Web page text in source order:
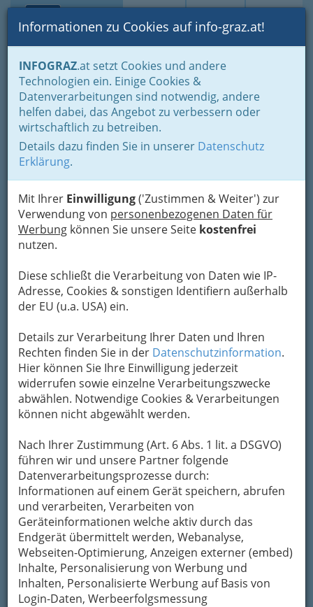
Suche Login Toggle
Informationen zu Cookies auf info-graz.at!
INFOGRAZ.at setzt Cookies und andere
Technologien ein. Einige Cookies &
Datenverarbeitungen sind notwendig, andere
helfen dabei, das Angebot zu verbessern oder
wirtschaftlich zu betreiben.
Details dazu finden Sie in unserer Datenschutz
Erklärung.
Mit Ihrer Einwilligung('Zustimmen & Weiter') zur
Verwendung von personenbezogenen Daten für
Werbung können Sie unsere Seite kostenfrei
nutzen.
Diese schließt die Verarbeitung von Daten wie IP-
Adresse, Cookies & sonstigen Identifiern außerhalb
der EU (u.a. USA) ein.
Details zur Verarbeitung Ihrer Daten und Ihren
Rechten finden Sie in der Datenschutzinformation.
Hier können Sie Ihre Einwilligung jederzeit
widerrufen sowie einzelne Verarbeitungszwecke
abwählen. Notwendige Cookies & Verarbeitungen
können nicht abgewählt werden.
Nach Ihrer Zustimmung (Art. 6 Abs. 1 lit. a DSGVO)
führen wir und unsere Partner folgende
Datenverarbeitungsprozesse durch:
Informationen auf einem Gerät speichern, abrufen
und verarbeiten, Verarbeiten von
Geräteinformationen welche aktiv durch das
Endgerät übermittelt werden, Webanalyse,
Webseiten-Optimierung, Anzeigen externer (embed)
Inhalte, Personalisierung von Werbung und
Inhalten, Personalisierte Werbung auf Basis von
Login-Daten, Werbeerfolgsmessung
Home Fotos Festivals und Veranstaltungsreihen
Grazer ARTvent im
Joanneumsviertel - STIKH
präsentiert
Grazer ARTvent im Joanneumsviertel - STIKH präsentiert - 001
Vergrößern
Previous Next
Grazer ARTvent 2017
Lesliehof Joanneumsviertel Graz
Schon lange kein Geheimtipp mehr unter den
Grazer Adventmärkten, derGrazer ARTvent im
Joanneumsviertelhat auch 2017 seine Pforten
geöffnet. Da erwartet Sie bis 23. Dezember
wieder täglicherlesenes Kunsthandwerk im
Lesliehofdes Joanneumsviertels.